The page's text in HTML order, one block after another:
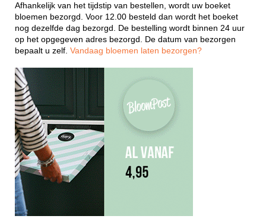
Afhankelijk van het tijdstip van bestellen, wordt uw boeket
bloemen bezorgd. Voor 12.00 besteld dan wordt het boeket
nog dezelfde dag bezorgd. De bestelling wordt binnen 24 uur
op het opgegeven adres bezorgd. De datum van bezorgen
bepaalt u zelf. Vandaag bloemen laten bezorgen?